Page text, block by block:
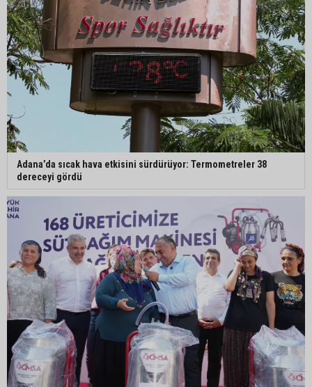
Adana’da sıcak hava etkisini sürdürüyor: Termometreler 38
dereceyi gördü